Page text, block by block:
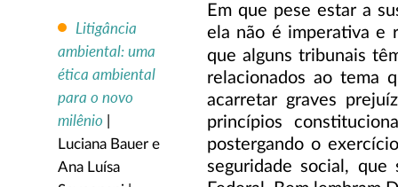
Litigância
ambiental: uma
ética ambiental
para o novo
milênio
Luciana Bauer e
Ana Luísa
Em que pese estar a
ela não é imperativa e
que alguns tribunais
relacionados ao tema
acarretar graves
princípios
postergando o
seguridade social,